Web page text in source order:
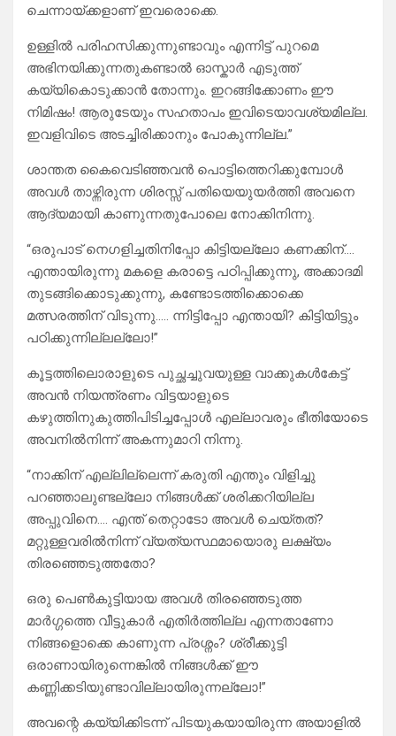
ചെന്നായ്ക്കളാണ് ഇവരൊക്കെ.
ഉള്ളിൽ പരിഹസിക്കുന്നുണ്ടാവും എന്നിട്ട് പുറമെ
അഭിനയിക്കുന്നതുകണ്ടാൽ ഓസ്കാർ എടുത്ത്
കയ്യികൊടുക്കാൻ തോന്നും. ഇറങ്ങിക്കോണം ഈ
നിമിഷം! ആരുടേയും സഹതാപം ഇവിടെയാവശ്യമില്ല.
ഇവളിവിടെ അടച്ചിരിക്കാനും പോകുന്നില്ല.”
ശാന്തത കൈവെടിഞ്ഞവൻ പൊട്ടിത്തെറിക്കുമ്പോൾ
അവൾ താഴ്ന്നിരുന്ന ശിരസ്സ് പതിയെയുയർത്തി അവനെ
ആദ്യമായി കാണുന്നതുപോലെ നോക്കിനിന്നു.
“ഒരുപാട് നെഗളിച്ചതിനിപ്പോ കിട്ടിയല്ലോ കണക്കിന്….
എന്തായിരുന്നു മകളെ കരാട്ടെ പഠിപ്പിക്കുന്നു, അക്കാദമി
തുടങ്ങിക്കൊടുക്കുന്നു, കണ്ടോടത്തിക്കൊക്കെ
മത്സരത്തിന് വിടുന്നു….. ന്നിട്ടിപ്പോ എന്തായി? കിട്ടിയിട്ടും
പഠിക്കുന്നില്ലല്ലോ!”
കൂട്ടത്തിലൊരാളുടെ പുച്ഛച്ചുവയുള്ള വാക്കുകൾകേട്ട്
അവൻ നിയന്ത്രണം വിട്ടയാളുടെ
കഴുത്തിനുകുത്തിപിടിച്ചപ്പോൾ എല്ലാവരും ഭീതിയോടെ
അവനിൽനിന്ന് അകന്നുമാറി നിന്നു.
“നാക്കിന് എല്ലില്ലെന്ന് കരുതി എന്തും വിളിച്ചു
പറഞ്ഞാലുണ്ടല്ലോ നിങ്ങൾക്ക് ശരിക്കറിയില്ല
അപ്പുവിനെ…. എന്ത് തെറ്റാടോ അവൾ ചെയ്തത്?
മറ്റുള്ളവരിൽനിന്ന് വ്യത്യസ്ഥമായൊരു ലക്ഷ്യം
തിരഞ്ഞെടുത്തതോ?
ഒരു പെൺകുട്ടിയായ അവൾ തിരഞ്ഞെടുത്ത
മാർഗ്ഗത്തെ വീട്ടുകാർ എതിർത്തില്ല എന്നതാണോ
നിങ്ങളൊക്കെ കാണുന്ന പ്രശ്നം? ശ്രീക്കുട്ടി
ഒരാണായിരുന്നെങ്കിൽ നിങ്ങൾക്ക് ഈ
കണ്ണിക്കടിയുണ്ടാവില്ലായിരുന്നല്ലോ!”
അവന്റെ കയ്യിക്കിടന്ന് പിടയുകയായിരുന്ന അയാളിൽ